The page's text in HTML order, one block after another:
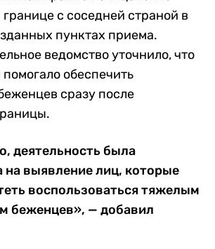
с соседней страной в
пунктах приема.
ведомство уточнило, что
обеспечить
сразу после
деятельность была
​​на выявление лиц, которые
воспользоваться тяжелым
беженцев», — добавил